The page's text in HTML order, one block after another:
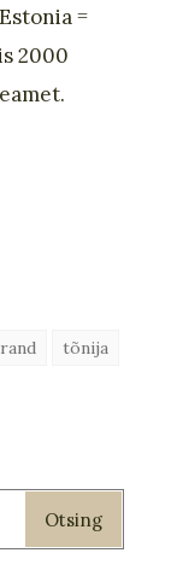
=
2000
tõnija
Otsing